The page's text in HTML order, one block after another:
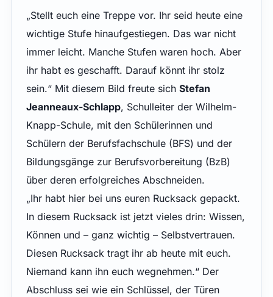
„Stellt euch eine Treppe vor. Ihr seid heute eine
wichtige Stufe hinaufgestiegen. Das war nicht
immer leicht. Manche Stufen waren hoch. Aber
ihr habt es geschafft. Darauf könnt ihr stolz
sein.“ Mit diesem Bild freute sich Stefan
Jeanneaux-Schlapp, Schulleiter der Wilhelm-
Knapp-Schule, mit den Schülerinnen und
Schülern der Berufsfachschule (BFS) und der
Bildungsgänge zur Berufsvorbereitung (BzB)
über deren erfolgreiches Abschneiden.
„Ihr habt hier bei uns euren Rucksack gepackt.
In diesem Rucksack ist jetzt vieles drin: Wissen,
Können und – ganz wichtig – Selbstvertrauen.
Diesen Rucksack tragt ihr ab heute mit euch.
Niemand kann ihn euch wegnehmen.“ Der
Abschluss sei wie ein Schlüssel, der Türen